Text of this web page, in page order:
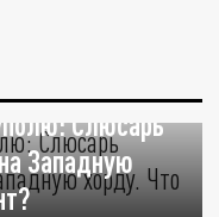
Слюсарь
Западную